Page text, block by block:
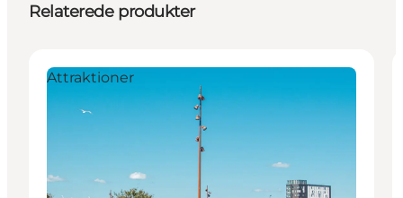
Relaterede produkter
Attraktioner